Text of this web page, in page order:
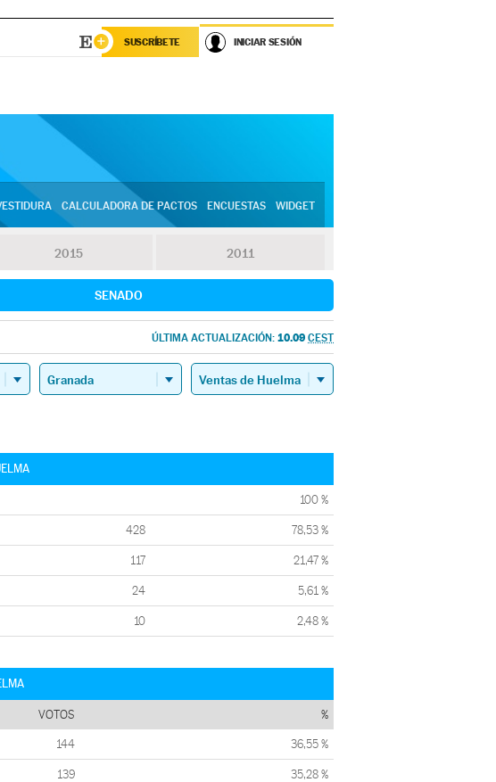
SUSCRÍBETE INICIAR SESIÓN
CALCULADORA DE PACTOS ENCUESTAS WIDGET
2015 2011
SENADO
ÚLTIMA ACTUALIZACIÓN: 10.09 CEST
100 %
428 78,53 %
117 21,47 %
24 5,61 %
10 2,48 %
VOTOS %
144 36,55 %
139 35,28 %